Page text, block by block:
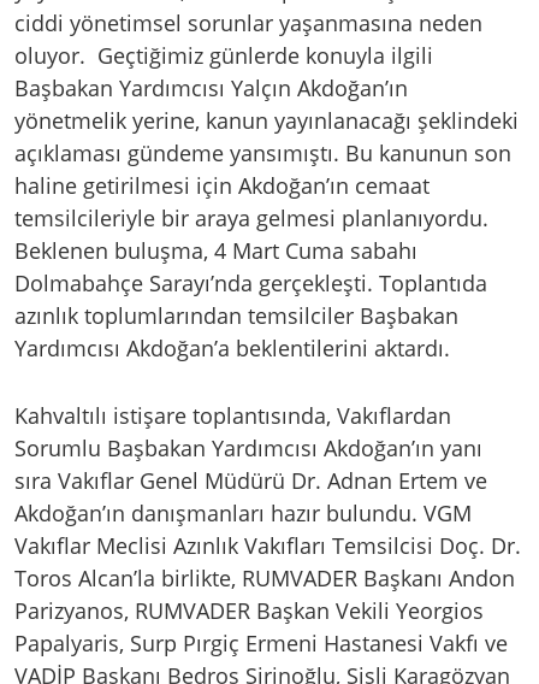
ciddi yönetimsel sorunlar yaşanmasına neden
oluyor. Geçtiğimiz günlerde konuyla ilgili
Başbakan Yardımcısı Yalçın Akdoğan’ın
yönetmelik yerine, kanun yayınlanacağı şeklindeki
açıklaması gündeme yansımıştı. Bu kanunun son
haline getirilmesi için Akdoğan’ın cemaat
temsilcileriyle bir araya gelmesi planlanıyordu.
Beklenen buluşma, 4 Mart Cuma sabahı
Dolmabahçe Sarayı’nda gerçekleşti. Toplantıda
azınlık toplumlarından temsilciler Başbakan
Yardımcısı Akdoğan’a beklentilerini aktardı.
Kahvaltılı istişare toplantısında, Vakıflardan
Sorumlu Başbakan Yardımcısı Akdoğan’ın yanı
sıra Vakıflar Genel Müdürü Dr. Adnan Ertem ve
Akdoğan’ın danışmanları hazır bulundu. VGM
Vakıflar Meclisi Azınlık Vakıfları Temsilcisi Doç. Dr.
Toros Alcan’la birlikte, RUMVADER Başkanı Andon
Parizyanos, RUMVADER Başkan Vekili Yeorgios
Papalyaris, Surp Pırgiç Ermeni Hastanesi Vakfı ve
VADİP Başkanı Bedros Şirinoğlu, Şişli Karagözyan